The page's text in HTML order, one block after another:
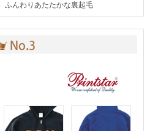
ふんわりあたたかな裏起毛